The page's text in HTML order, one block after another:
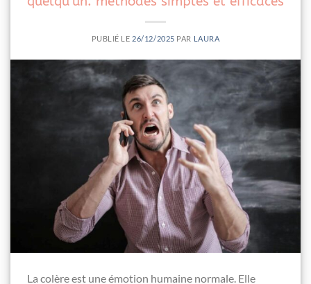
PUBLIÉ LE 26/12/2025 PAR LAURA
La colère est une émotion humaine normale. Elle